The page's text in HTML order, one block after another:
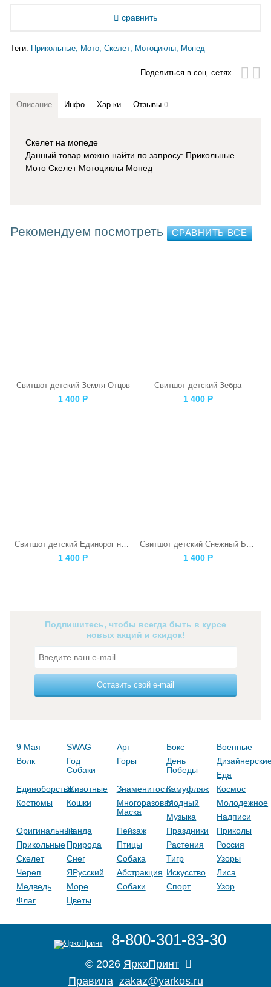
сравнить
Теги: Прикольные Мото Скелет Мотоциклы Мопед
Поделиться в соц. сетях
Описание Инфо Хар-ки Отзывы0
Скелет на мопеде
Данный товар можно найти по запросу: Прикольные
Мото Скелет Мотоциклы Мопед
Рекомендуем посмотреть
Свитшот детский Земля Отцов
1 400 Р
Свитшот детский Зебра
1 400 Р
Свитшот детский Единорог на розовом
1 400 Р
Свитшот детский Снежный Барс
1 400 Р
Подпишитесь, чтобы всегда быть в курсе
новых акций и скидок!
Оставить свой e-mail
9 Мая SWAG Арт Бокс
Военные
Волк
Год
Собаки
Горы
День
Победы
Еда
ЕдиноборстваЖивотные ЗнаменитостиКамуфляж
Космос
Костюмы
Кошки
Многоразовая
Маска
Модный
Молодежное
Музыка
Надписи
ОригинальныеПанда Пейзаж Праздники
Приколы
ПрикольныеПрирода Птицы Растения
Россия
Скелет
Снег Собака Тигр
Узоры
Череп
ЯРусский Абстракция Искусство
Лиса
Медведь
Море Собаки Спорт
Узор
Флаг
Цветы
8-800-301-83-30
© 2026 ЯркоПринт
Правила zakaz@yarkos.ru